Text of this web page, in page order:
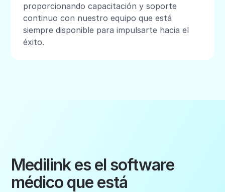
proporcionando capacitación y soporte
continuo con nuestro equipo que está
siempre disponible para impulsarte hacia el
éxito.
Medilink es el software
médico que está